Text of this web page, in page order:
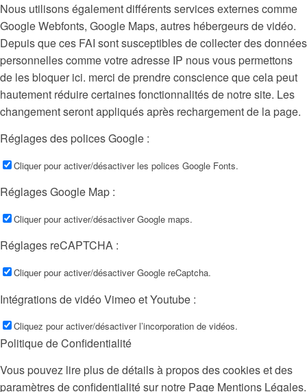
Nous utilisons également différents services externes comme
Google Webfonts, Google Maps, autres hébergeurs de vidéo.
Depuis que ces FAI sont susceptibles de collecter des données
personnelles comme votre adresse IP nous vous permettons
de les bloquer ici. merci de prendre conscience que cela peut
hautement réduire certaines fonctionnalités de notre site. Les
changement seront appliqués après rechargement de la page.
Réglages des polices Google :
Cliquer pour activer/désactiver les polices Google Fonts.
Réglages Google Map :
Cliquer pour activer/désactiver Google maps.
Réglages reCAPTCHA :
Cliquer pour activer/désactiver Google reCaptcha.
Intégrations de vidéo Vimeo et Youtube :
Cliquez pour activer/désactiver l’incorporation de vidéos.
Politique de Confidentialité
Vous pouvez lire plus de détails à propos des cookies et des
paramètres de confidentialité sur notre Page Mentions Légales.